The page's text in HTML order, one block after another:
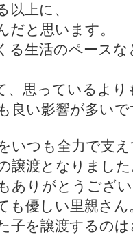
以上に、
だと思います。
る生活のペース
、思っているよ
良い影響が多い
いつも全力で支
譲渡となりまし
ありがとうござ
も優しい里親さん
子を譲渡するの